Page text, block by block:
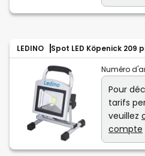
LEDINO Spot LED Köpenick 209
Numéro
Pour
tarifs
veuillez
compte